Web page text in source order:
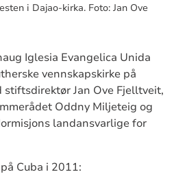
i Dajao-kirka. Foto: Jan Ove
Iglesia Evangelica Unida
vennskapskirke på
stiftsdirektør Jan Ove Fjelltveit,
Oddny Miljeteig og
landansvarlige for
Cuba i 2011: